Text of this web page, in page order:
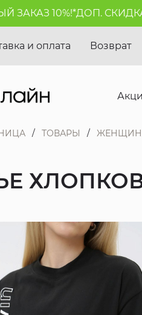
10%!*ДОП. СКИДКА
и оплата Возврат
ТОВАРЫ